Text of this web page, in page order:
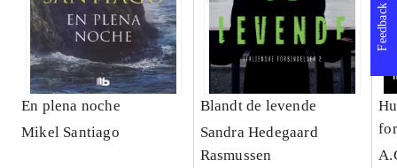
En plena noche
Mikel Santiago
Blandt de levende
Sandra Hedegaard
Rasmussen
Feedback